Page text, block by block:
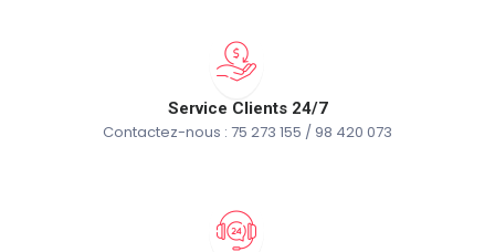
Service Clients 24/7
Contactez-nous : 75 273 155 / 98 420 073